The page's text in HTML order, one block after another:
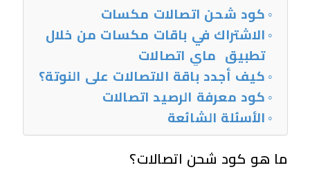
كود شحن اتصالات مكسات
الاشتراك في باقات مكسات من خلال
تطبيق ماي اتصالات
كيف أجدد باقة الاتصالات على النوتة؟
كود معرفة الرصيد اتصالات
الأسئلة الشائعة
ما هو كود شحن اتصالات؟